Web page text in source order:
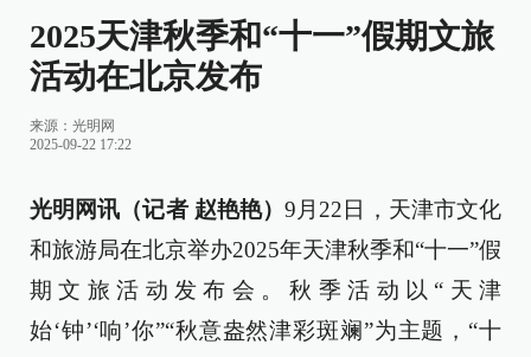
2025天津秋季和“十一”假期文旅
活动在北京发布
来源： 光明网
2025-09-22 17:22
光明网讯（记者 赵艳艳）9月22日，天津市文化
和旅游局在北京举办2025年天津秋季和“十一”假
期文旅活动发布会。秋季活动以“天津
始‘钟’‘响’你”“秋意盎然津彩斑斓”为主题，“十